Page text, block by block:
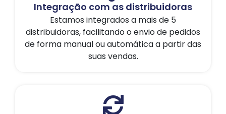
Integração com as distribuidoras
Estamos integrados a mais de 5
distribuidoras, facilitando o envio de pedidos
de forma manual ou automática a partir das
suas vendas.